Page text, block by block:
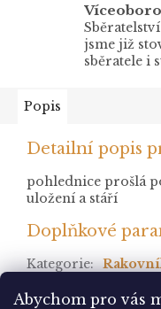
Abychom pro vás
jsme již
sběratele i
Popis
Detailní popis
pohlednice prošlá
uložení a stáří
Doplňkové
Kategorie: